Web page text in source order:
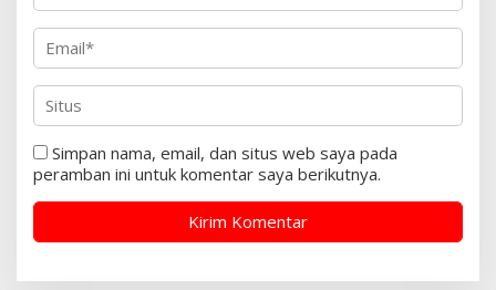
Simpan nama, email, dan situs web saya pada
peramban ini untuk komentar saya berikutnya.